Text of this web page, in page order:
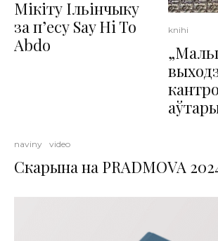
Мікіту Ільінчыку
за п’есу Say Hi To
Abdo
knihi
naviny video
Скарына на PRADMOVA